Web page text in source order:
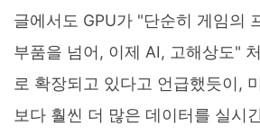
글에서도 GPU가 "단순히 게임의
부품을 넘어, 이제 AI, 고해상도"
로 확장되고 있다고 언급했듯이,
보다 훨씬 더 많은 데이터를 실시